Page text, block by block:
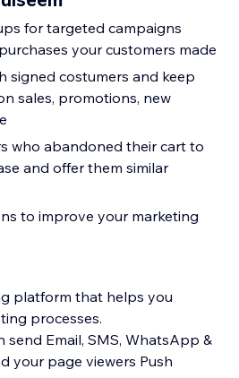
for targeted campaigns
your customers made
signed costumers and keep
sales, promotions, new
who abandoned their cart to
and offer them similar
to improve your marketing
platform that helps you
processes.
SMS, WhatsApp &
your page viewers Push